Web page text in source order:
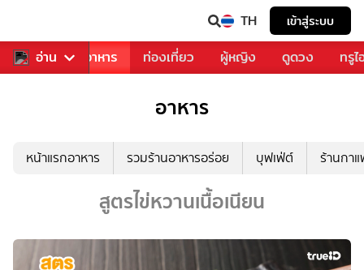
TH เข้าสู่ระบบ
อ่าน
การเพลง อาหาร ท่องเที่ยว ผู้หญิง ดูดวง ทรู
อาหาร
หน้าแรกอาหาร รวมร้านอาหารอร่อย บุฟเฟ่ต์ ร้านกา
สูตรไข่หวานเนื้อเนียน